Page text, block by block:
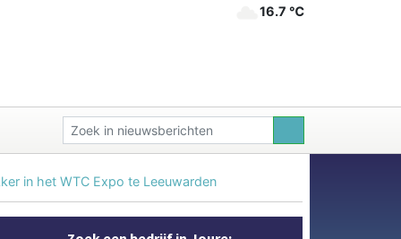
16.7 ℃
in het WTC Expo te Leeuwarden